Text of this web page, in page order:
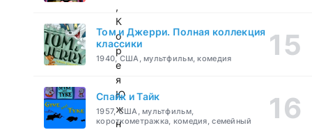
,
К
о
р
е
я
Ю
ж
н
Том и Джерри. Полная коллекция
классики
1940, США, мультфильм, комедия
Спайк и Тайк
1957, США, мультфильм,
короткометражка, комедия, семейный